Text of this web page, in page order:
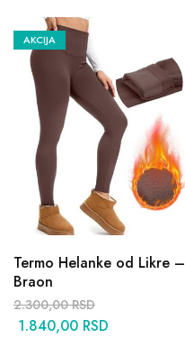
AKCIJA
Termo Helanke od Likre –
Braon
2.300,00RSD
1.840,00 RSD